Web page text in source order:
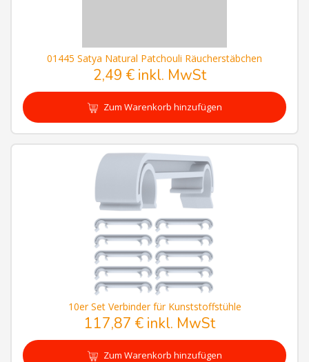
01445 Satya Natural Patchouli Räucherstäbchen
2,49 € inkl. MwSt
Zum Warenkorb hinzufügen
10er Set Verbinder für Kunststoffstühle
117,87 € inkl. MwSt
Zum Warenkorb hinzufügen